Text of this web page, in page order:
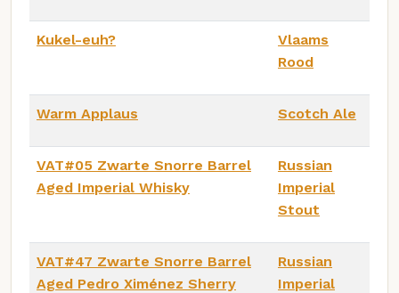
Kukel-euh?
Vlaams
Rood
Warm Applaus Scotch Ale
VAT#05 Zwarte Snorre Barrel
Aged Imperial Whisky
Russian
Imperial
Stout
VAT#47 Zwarte Snorre Barrel
Aged Pedro Ximénez Sherry
Russian
Imperial